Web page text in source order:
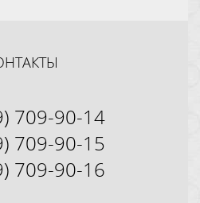
709-90-14
709-90-15
709-90-16